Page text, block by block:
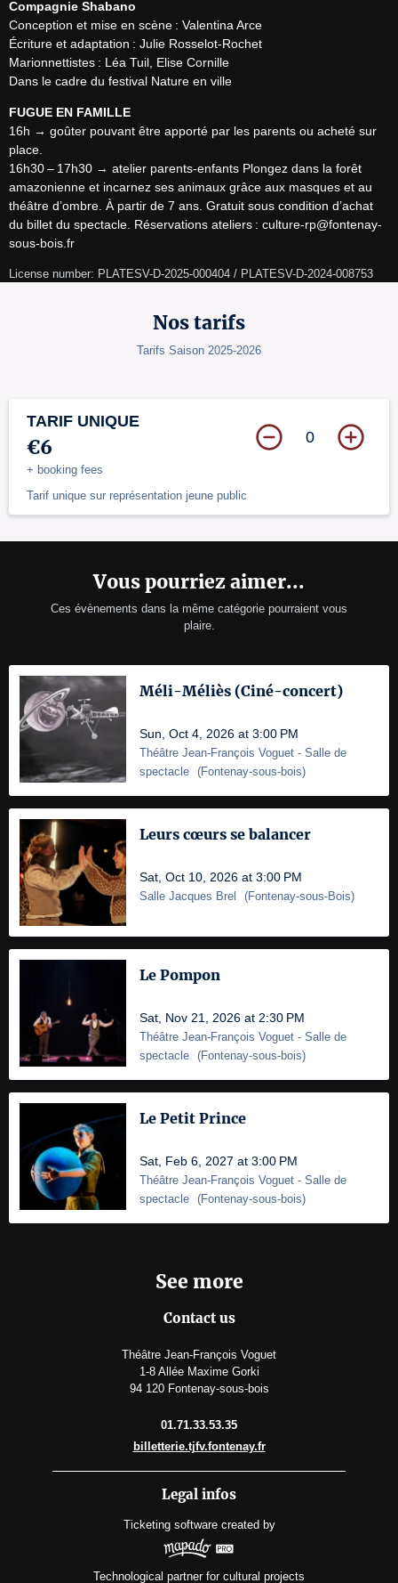
Compagnie Shabano
Conception et mise en scène : Valentina Arce
Écriture et adaptation : Julie Rosselot-Rochet
Marionnettistes : Léa Tuil, Elise Cornille
Dans le cadre du festival Nature en ville
FUGUE EN FAMILLE
16h → goûter pouvant être apporté par les parents ou acheté sur
place.
16h30 – 17h30 → atelier parents-enfants Plongez dans la forêt
amazonienne et incarnez ses animaux grâce aux masques et au
théâtre d’ombre. À partir de 7 ans. Gratuit sous condition d’achat
du billet du spectacle. Réservations ateliers : culture-rp@fontenay-
sous-bois.fr
License number: PLATESV-D-2025-000404 / PLATESV-D-2024-008753
Nos tarifs
Tarifs Saison 2025-2026
TARIF UNIQUE
€6
+ booking fees
Tarif unique sur représentation jeune public
0
Vous pourriez aimer...
Ces évènements dans la même catégorie pourraient vous
plaire.
Méli-Méliès (Ciné-concert)
Sun, Oct 4, 2026 at 3:00 PM
Théâtre Jean-François Voguet - Salle de
spectacle (Fontenay-sous-bois)
Leurs cœurs se balancer
Sat, Oct 10, 2026 at 3:00 PM
Salle Jacques Brel (Fontenay-sous-Bois)
Le Pompon
Sat, Nov 21, 2026 at 2:30 PM
Théâtre Jean-François Voguet - Salle de
spectacle (Fontenay-sous-bois)
Le Petit Prince
Sat, Feb 6, 2027 at 3:00 PM
Théâtre Jean-François Voguet - Salle de
spectacle (Fontenay-sous-bois)
See more
Contact us
Théâtre Jean-François Voguet
1-8 Allée Maxime Gorki
94 120 Fontenay-sous-bois
01.71.33.53.35
billetterie.tjfv.fontenay.fr
Legal infos
Ticketing software created by
Technological partner for cultural projects